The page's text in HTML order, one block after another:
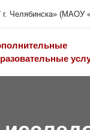
Челябинска» (МАОУ